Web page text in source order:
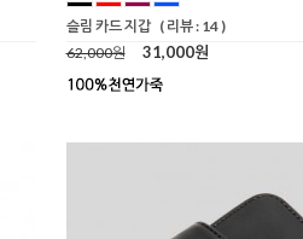
슬림 카드 지갑 ( 리뷰 : 14 )
62,000원
31,000원